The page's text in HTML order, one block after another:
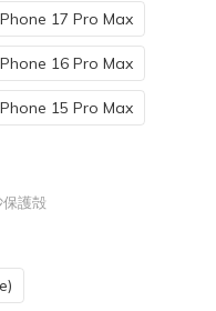
17 Pro Max
16 Pro Max
15 Pro Max
保護殻